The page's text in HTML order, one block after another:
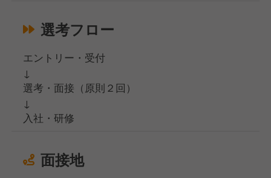
選考フロー
エントリー・受付
↓
選考・面接（原則２回）
↓
入社・研修
面接地